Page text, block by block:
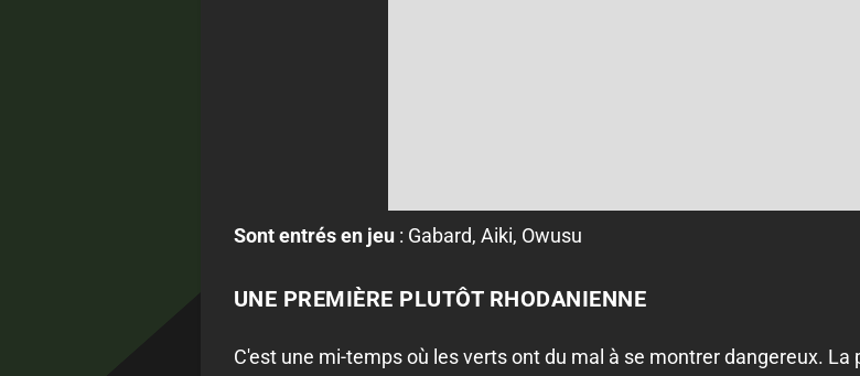
Sont entrés en jeu: Gabard, Aiki, Owusu
UNE PREMIÈRE PLUTÔT RHODANIENNE
C'est une mi-temps où les verts ont du mal à se montrer dangereux.